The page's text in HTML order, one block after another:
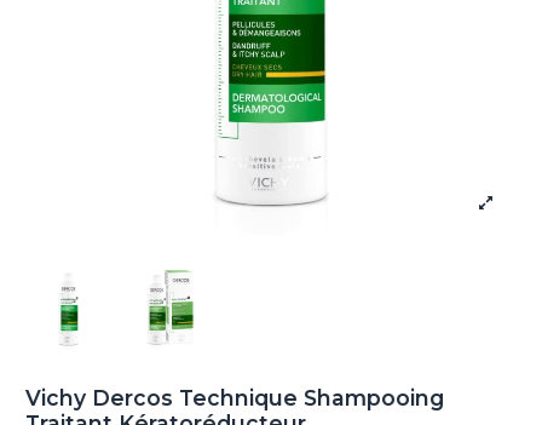
Vichy Dercos Technique Shampooing